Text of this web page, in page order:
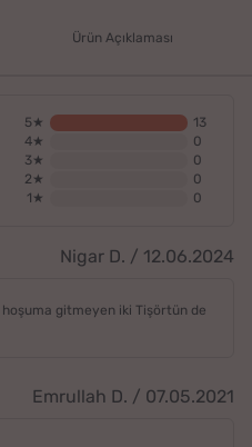
Ürün Açıklaması
5★
13
4★
0
3★
0
2★
0
1★
0
Nigar D. / 12.06.2024
hoşuma gitmeyen iki Tişörtün de
Emrullah D. / 07.05.2021